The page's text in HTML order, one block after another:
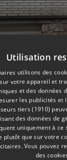
Utilisation
utilisons des
votre appareil et
et des données
les publicités et
tiers (1910)
des données de
uniquement à
plutôt que sur votre
. Vous pouvez
des